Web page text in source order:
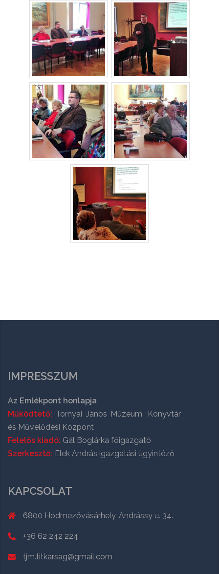
IMPRESSZUM
Az Emlékpont honlapja
Működtető: Tornyai János Múzeum, Könyvtár
és Művelődési Központ
Felelős kiadó: Gál Boglárka főigazgató
Szerkesztő: Elek András igazgatási ügyintéző
KAPCSOLAT
6800 Hódmezővásárhely, Andrássy u. 34.
+36 62 242 224
tjm.titkarsag@gmail.com